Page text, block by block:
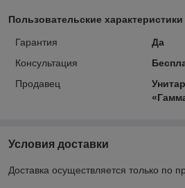
Пользовательские характеристики
Гарантия
Да
Консультация
Продавец
Условия доставки
Доставка осуществляется только по